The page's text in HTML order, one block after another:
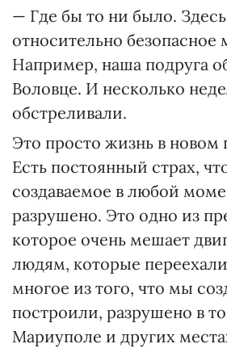
— Где бы то ни было.
относительно безопасное
Например, наша подруга
Воловце. И несколько
обстреливали.
Это просто жизнь в
Есть постоянный страх,
создаваемое в любой
разрушено. Это одно из
которое очень мешает
людям, которые
многое из того, что мы
построили, разрушено в
Мариуполе и других